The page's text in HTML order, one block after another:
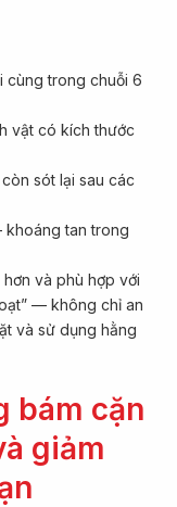
cùng trong chuỗi 6
vật có kích thước
sót lại sau các
tan trong
và phù hợp với
— không chỉ an
và sử dụng hằng
bám cặn
giảm